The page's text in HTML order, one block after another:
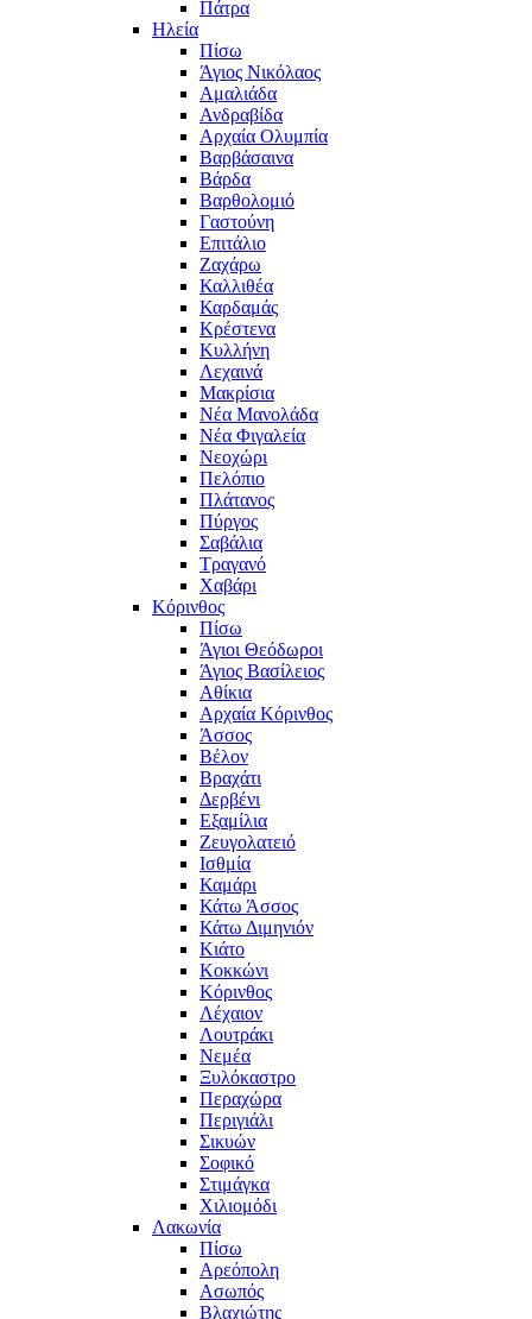
Πάτρα
Ηλεία
Πίσω
Άγιος Νικόλαος
Αμαλιάδα
Ανδραβίδα
Αρχαία Ολυμπία
Βαρβάσαινα
Βάρδα
Βαρθολομιό
Γαστούνη
Επιτάλιο
Ζαχάρω
Καλλιθέα
Καρδαμάς
Κρέστενα
Κυλλήνη
Λεχαινά
Μακρίσια
Νέα Μανολάδα
Νέα Φιγαλεία
Νεοχώρι
Πελόπιο
Πλάτανος
Πύργος
Σαβάλια
Τραγανό
Χαβάρι
Κόρινθος
Πίσω
Άγιοι Θεόδωροι
Άγιος Βασίλειος
Αθίκια
Αρχαία Κόρινθος
Άσσος
Βέλον
Βραχάτι
Δερβένι
Εξαμίλια
Ζευγολατειό
Ισθμία
Καμάρι
Κάτω Άσσος
Κάτω Διμηνιόν
Κιάτο
Κοκκώνι
Κόρινθος
Λέχαιον
Λουτράκι
Νεμέα
Ξυλόκαστρο
Περαχώρα
Περιγιάλι
Σικυών
Σοφικό
Στιμάγκα
Χιλιομόδι
Λακωνία
Πίσω
Αρεόπολη
Ασωπός
Βλαχιώτης